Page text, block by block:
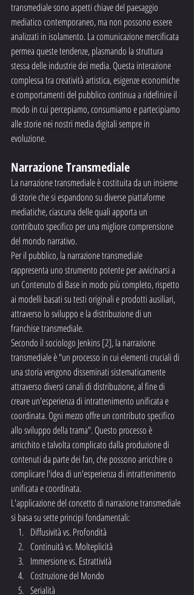
transmediale sono aspetti chiave del paesaggio
mediatico contemporaneo, ma non possono essere
analizzati in isolamento. La comunicazione mercificata
permea queste tendenze, plasmando la struttura
stessa delle industrie dei media. Questa interazione
complessa tra creatività artistica, esigenze economiche
e comportamenti del pubblico continua a ridefinire il
modo in cui percepiamo, consumiamo e partecipiamo
alle storie nei nostri media digitali sempre in
evoluzione.
Narrazione Transmediale
La narrazione transmediale è costituita da un insieme
di storie che si espandono su diverse piattaforme
mediatiche, ciascuna delle quali apporta un
contributo specifico per una migliore comprensione
del mondo narrativo.
Per il pubblico, la narrazione transmediale
rappresenta uno strumento potente per avvicinarsi a
un Contenuto di Base in modo più completo, rispetto
ai modelli basati su testi originali e prodotti ausiliari,
attraverso lo sviluppo e la distribuzione di un
franchise transmediale.
Secondo il sociologo Jenkins [2], la narrazione
transmediale è "un processo in cui elementi cruciali di
una storia vengono disseminati sistematicamente
attraverso diversi canali di distribuzione, al fine di
creare un'esperienza di intrattenimento unificata e
coordinata. Ogni mezzo offre un contributo specifico
allo sviluppo della trama". Questo processo è
arricchito e talvolta complicato dalla produzione di
contenuti da parte dei fan, che possono arricchire o
complicare l'idea di un'esperienza di intrattenimento
unificata e coordinata.
L'applicazione del concetto di narrazione transmediale
si basa su sette principi fondamentali:
Diffusività vs. Profondità
Continuità vs. Molteplicità
Immersione vs. Estrattività
Costruzione del Mondo
Serialità